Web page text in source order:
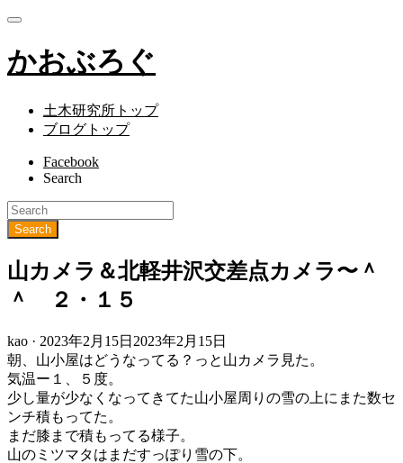
かおぶろぐ
土木研究所トップ
ブログトップ
Facebook
Search
山カメラ＆北軽井沢交差点カメラ〜＾
＾ ２・１５
kao · Posted
on
2023年2月15日 2023年2月15日
朝、山小屋はどうなってる？っと山カメラ見た。
気温ー１、５度。
少し量が少なくなってきてた山小屋周りの雪の上にまた数セ
ンチ積もってた。
まだ膝まで積もってる様子。
山のミツマタはまだすっぽり雪の下。